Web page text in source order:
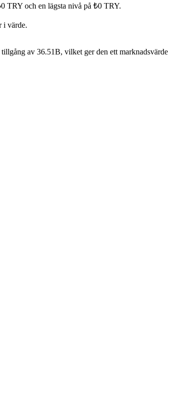
TRY och en lägsta nivå på ₺0 TRY.
i värde.
av 36.51B, vilket ger den ett marknadsvärde